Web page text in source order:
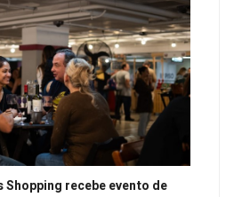
Shopping recebe evento de